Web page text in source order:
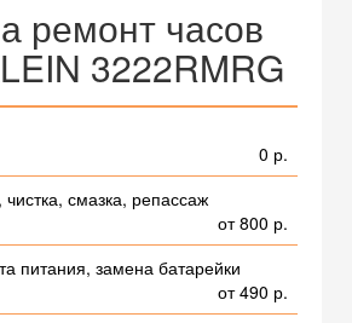
ремонт часов
3222RMRG
0 р.
смазка, репассаж
от 800 р.
питания, замена батарейки
от 490 р.